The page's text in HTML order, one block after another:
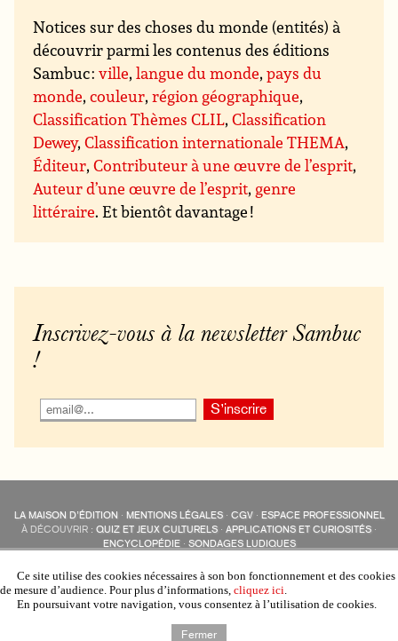
Notices sur des choses du monde (entités) à
découvrir parmi les contenus des éditions
Sambuc :ville,langue du monde,pays du
monde,couleur,région géographique,
Classification Thèmes CLIL,Classification
Dewey,Classification internationale THEMA,
Éditeur,Contributeur à une œuvre de l’esprit,
Auteur d’une œuvre de l’esprit, genre
littéraire. Et bientôt davantage !
Inscrivez-vous à la newsletter Sambuc
!
LA MAISON D’ÉDITION · MENTIONS LÉGALES· CGV· ESPACE PROFESSIONNEL
À DÉCOUVRIR : QUIZ ET JEUX CULTURELS · APPLICATIONS ET CURIOSITÉS ·
ENCYCLOPÉDIE· SONDAGES LUDIQUES
COLLECTIONS :SAMBUC·ÉDISOLUM·REVUE LITTÉRAIREL’EAU-FORTE
AUTRES SITES :COLL. « LES ÉDISOLUM »
Ce site utilise des cookies nécessaires à son bon fonctionnement et des cookies
de mesure d’audience. Pour plus d’informations, cliquez ici.
En poursuivant votre navigation, vous consentez à l’utilisation de cookies.
Fermer